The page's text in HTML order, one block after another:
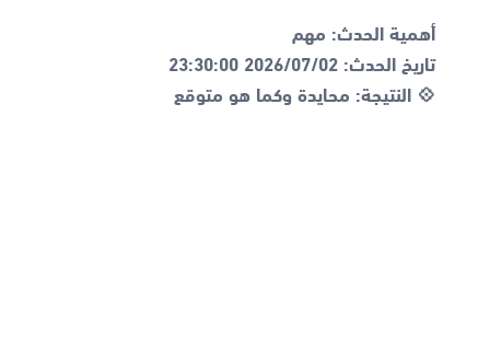
💠 النتيجة: محايدة وكما هو متوقع